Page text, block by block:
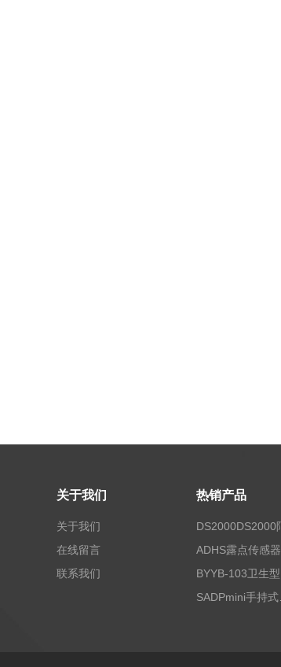
关于我们
关于我们
在线留言
联系我们
热销产品
ADHS露点传感器